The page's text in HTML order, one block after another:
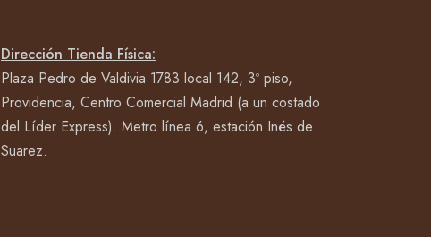
Dirección Tienda Física:
Plaza Pedro de Valdivia 1783 local 142, 3º piso,
Providencia, Centro Comercial Madrid (a un costado
del Líder Express). Metro línea 6, estación Inés de
Suarez.